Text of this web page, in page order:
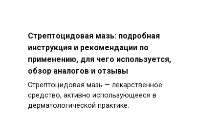
Стрептоцидовая мазь: подробная
инструкция и рекомендации по
применению, для чего используется,
обзор аналогов и отзывы
Стрептоцидовая мазь — лекарственное
средство, активно использующееся в
дерматологической практике.